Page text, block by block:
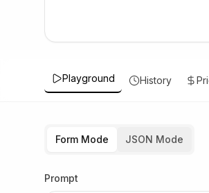
Playground History
Form Mode JSON Mode
Prompt